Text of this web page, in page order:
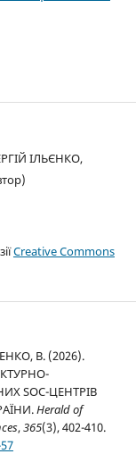
ІЛЬЄНКО,
Creative Commons
В. (2026).
SOC-ЦЕНТРІВ
Herald of
,365(3), 402-410.